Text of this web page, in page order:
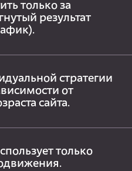
только за
результат
стратегии
от
сайта.
только